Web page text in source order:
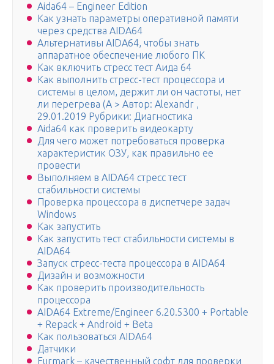
Aida64 – Engineer Edition
Как узнать параметры оперативной памяти
через средства AIDA64
Альтернативы AIDA64, чтобы знать
аппаратное обеспечение любого ПК
Как включить стресс тест Аида 64
Как выполнить стресс-тест процессора и
системы в целом, держит ли он частоты, нет
ли перегрева (A > Автор: Alexandr ,
29.01.2019 Рубрики: Диагностика
Aida64 как проверить видеокарту
Для чего может потребоваться проверка
характеристик ОЗУ, как правильно ее
провести
Выполняем в AIDA64 стресс тест
стабильности системы
Проверка процессора в диспетчере задач
Windows
Как запустить
Как запустить тест стабильности системы в
AIDA64
Запуск стресс-теста процессора в AIDA64
Дизайн и возможности
Как проверить производительность
процессора
AIDA64 Extreme/Engineer 6.20.5300 + Portable
+ Repack + Android + Beta
Как пользоваться AIDA64
Датчики
Furmark – качественный софт для проверки